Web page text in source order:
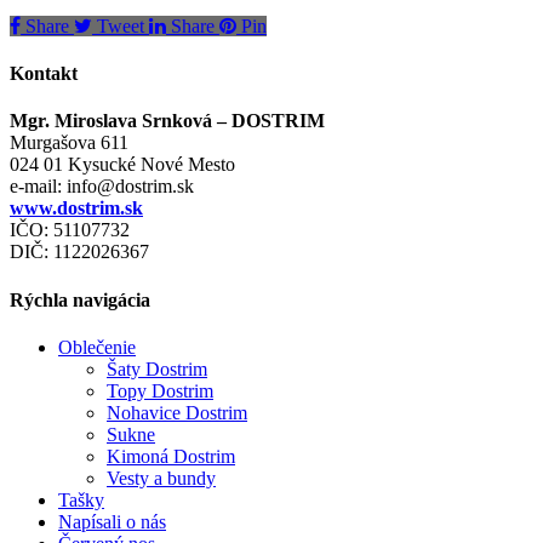
Share Tweet Share Pin
Kontakt
Mgr. Miroslava Srnková – DOSTRIM
Murgašova 611
024 01 Kysucké Nové Mesto
e-mail: info@dostrim.sk
www.dostrim.sk
IČO: 51107732
DIČ: 1122026367
Rýchla navigácia
Oblečenie
Šaty Dostrim
Topy Dostrim
Nohavice Dostrim
Sukne
Kimoná Dostrim
Vesty a bundy
Tašky
Napísali o nás